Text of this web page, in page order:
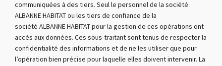
communiquées à des tiers. Seul le personnel de la société
ALBANNE HABITAT ou les tiers de confiance de la
société ALBANNE HABITAT pour la gestion de ces opérations ont
accès aux données. Ces sous-traitant sont tenus de respecter la
confidentialité des informations et de ne les utiliser que pour
l’opération bien précise pour laquelle elles doivent intervenir. La